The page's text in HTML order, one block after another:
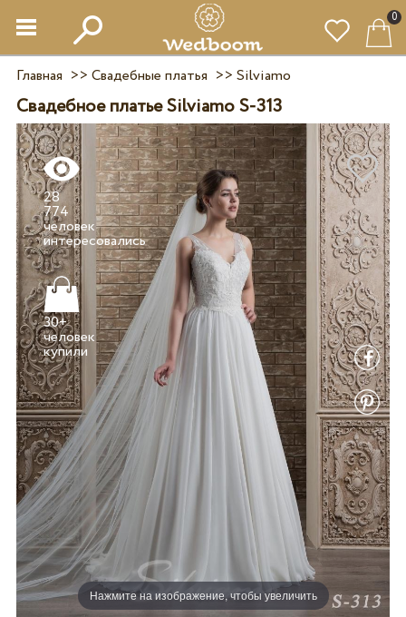
0
Главная >> Свадебные платья >> Silviamo
Свадебное платье Silviamo S-313
Нажмите на изображение, чтобы увеличить
28
774
человек
интересовались
30+
человек